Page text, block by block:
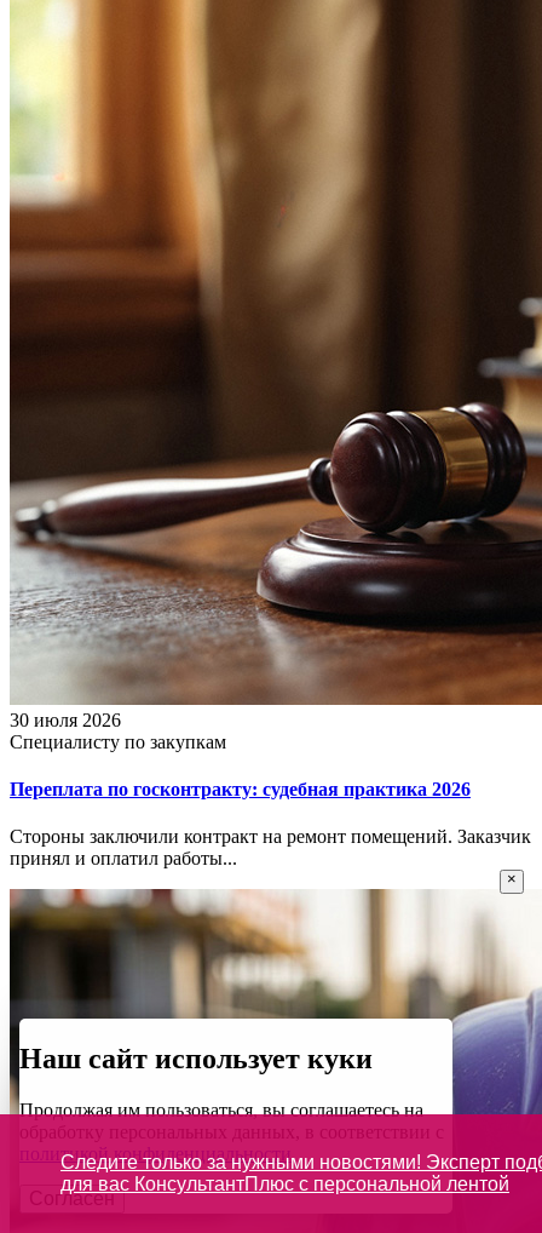
30 июля 2026
Специалисту по закупкам
Переплата по госконтракту: судебная практика 2026
Стороны заключили контракт на ремонт помещений. Заказчик
принял и оплатил работы...
×
Следите только за нужными новостями! Эксперт
для вас КонсультантПлюс с персональной лентой
Наш сайт использует куки
Продолжая им пользоваться, вы соглашаетесь на
обработку персональных данных, в соответствии с
политикой конфиденциальности
Согласен